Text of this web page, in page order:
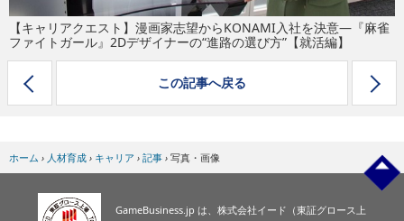
【キャリアクエスト】漫画家志望からKONAMI入社を決意―『麻雀
ファイトガール』2Dデザイナーの“進路の選び方”【就活編】
この記事へ戻る
ホーム › 人材育成 › キャリア › 記事 › 写真・画像
GameBusiness.jp は、株式会社イード（東証グロース上